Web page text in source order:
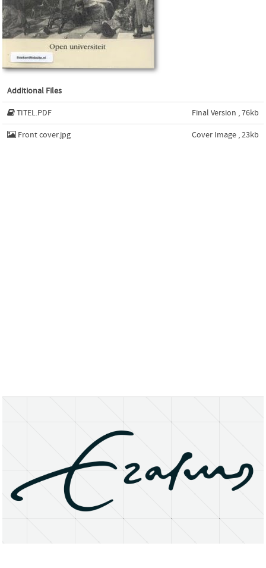
Additional Files
TITEL.PDF Final Version , 76kb
Front cover.jpg Cover Image , 23kb